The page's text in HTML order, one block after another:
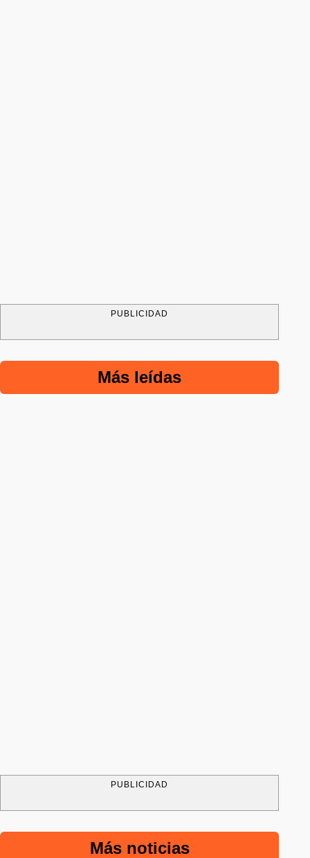
PUBLICIDAD
Más leídas
PUBLICIDAD
Más noticias